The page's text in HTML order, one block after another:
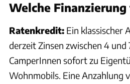
Welche
Ratenkredit: Ein klassischer
derzeit Zinsen zwischen 4
CamperInnen sofort zu
Wohnmobils. Eine Anzahlung